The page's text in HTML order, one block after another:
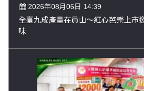
2026年08月06日 14:39
全臺九成產量在員山～紅心芭樂上市
味